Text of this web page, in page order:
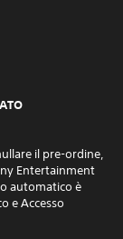
il pre-ordine,
Entertainment
automatico è
e Accesso